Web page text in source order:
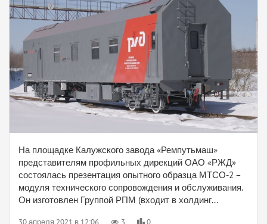
На площадке Калужского завода «Ремпутьмаш»
представителям профильных дирекций ОАО «РЖД»
состоялась презентация опытного образца МТСО-2 –
модуля технического сопровождения и обслуживания.
Он изготовлен Группой РПМ (входит в холдинг...
30 апреля 2021 в 12:06 3 0